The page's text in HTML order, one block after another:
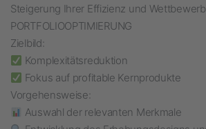
Steigerung Ihrer Effizienz und
PORTFOLIOOPTIMIERUNG
Zielbild:
Komplexitätsreduktion
Fokus auf profitable Kernprodukte
Vorgehensweise:
Auswahl der relevanten Merkmale